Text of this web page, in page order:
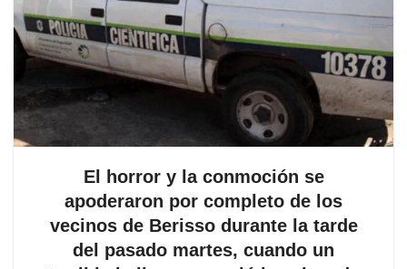
El horror y la conmoción se
apoderaron por completo de los
vecinos de Berisso durante la tarde
del pasado martes, cuando un